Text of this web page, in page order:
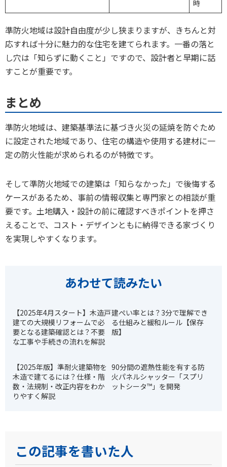
時
準防火地域は設計自由度が少し狭まりますが、きちんと対
応すれば十分に魅力的な住宅を建てられます。一番の落と
し穴は「知らずに動くこと」ですので、設計者と早期に話
すことが重要です。
まとめ
準防火地域は、建築基準法に基づき火災の延焼を防ぐため
に設定された地域であり、住宅の構造や使用する建材に一
定の防火性能が求められるのが特徴です。
そして準防火地域での建築は「知らなかった」で後悔する
ケースがあるため、事前の情報収集と専門家との相談が重
要です。土地購入・設計の前に確認すべきポイントを押さ
えることで、コスト・デザインともに納得できる家づくり
を実現しやすくなります。
あわせて読みたい
【2025年4月スタート】木造戸
建ての大規模リフォームで必
要となる建築確認とは？不要
な工事や手続きの流れを解説
建ぺい率とは？3分で理解でき
る仕組みと緩和ルール【保存
版】
【2025年版】準耐火建築物を
木造で建てるには？仕様・階
数・法規制・改正内容をわか
りやすく解説
90分間の遮熱性能を有する防
火パネルシャッター「スプリ
ットシータ™」を開発
この記事を書いた人